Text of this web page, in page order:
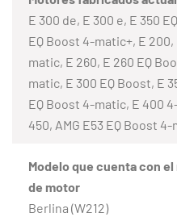
E 300 de, E 300 e, E 350
EQ Boost 4-matic+, E
matic, E 260, E 260 EQ
matic, E 300 EQ Boost, E
EQ Boost 4-matic, E 400
450, AMG E53 EQ Boost
Modelo que cuenta con
de motor
Berlina (W212)